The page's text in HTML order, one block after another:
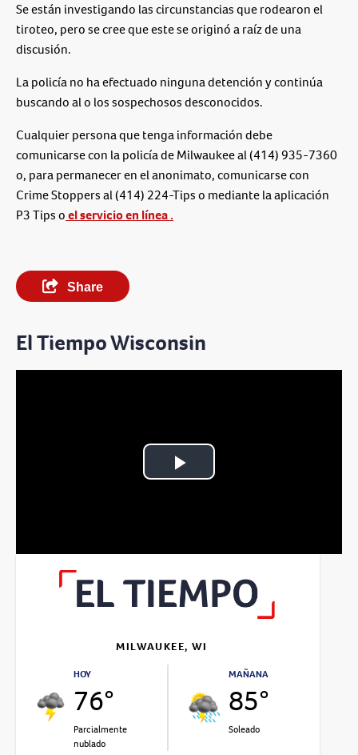
Se están investigando las circunstancias que rodearon el
tiroteo, pero se cree que este se originó a raíz de una
discusión.
La policía no ha efectuado ninguna detención y continúa
buscando al o los sospechosos desconocidos.
Cualquier persona que tenga información debe
comunicarse con la policía de Milwaukee al (414) 935-7360
o, para permanecer en el anonimato, comunicarse con
Crime Stoppers al (414) 224-Tips o mediante la aplicación
P3 Tips oel servicio en línea .
Share
El Tiempo Wisconsin
Play
MILWAUKEE, WI
HOY
76°
Parcialmente
nublado
MAÑANA
85°
Soleado